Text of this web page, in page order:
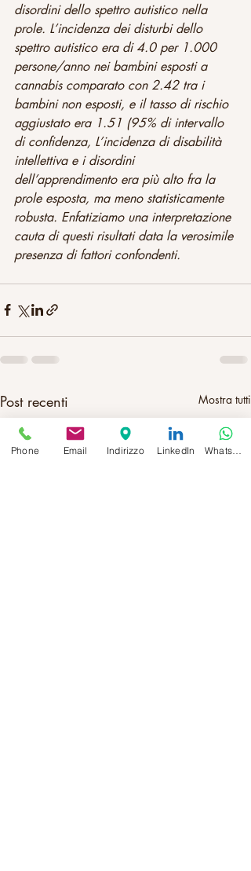
disordini dello spettro autistico nella
prole. L’incidenza dei disturbi dello
spettro autistico era di 4.0 per 1.000
persone/anno nei bambini esposti a
cannabis comparato con 2.42 tra i
bambini non esposti, e il tasso di rischio
aggiustato era 1.51 (95% di intervallo
di confidenza, L’incidenza di disabilità
intellettiva e i disordini
dell’apprendimento era più alto fra la
prole esposta, ma meno statisticamente
robusta. Enfatiziamo una interpretazione
cauta di questi risultati data la verosimile
presenza di fattori confondenti.
Post recenti Mostra tutti
Phone Email Indirizzo LinkedIn